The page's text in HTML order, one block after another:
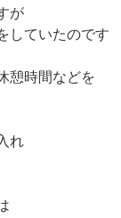
が
していたのです
憩時間などを
れ